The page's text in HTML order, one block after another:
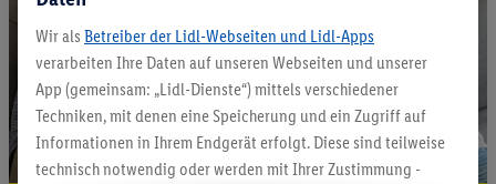
Wir als Betreiber der Lidl-Webseiten und Lidl-Apps
verarbeiten Ihre Daten auf unseren Webseiten und unserer
App (gemeinsam: „Lidl-Dienste“) mittels verschiedener
Techniken, mit denen eine Speicherung und ein Zugriff auf
Informationen in Ihrem Endgerät erfolgt. Diese sind teilweise
technisch notwendig oder werden mit Ihrer Zustimmung -